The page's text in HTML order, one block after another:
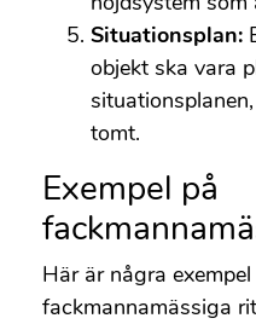
Situationsplan:
objekt ska vara
tomt.
Exempel på
Här är några
fackmannamässiga